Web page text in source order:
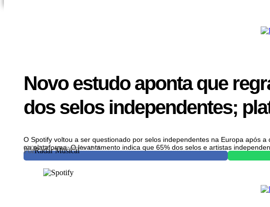
Novo estudo aponta que
dos selos independentes;
O Spotify voltou a ser questionado por selos independentes na Europa após
na plataforma. O levantamento indica que 65% dos selos e artistas
PorRadar Musical
02/01/2026 Atualizado às 12:05